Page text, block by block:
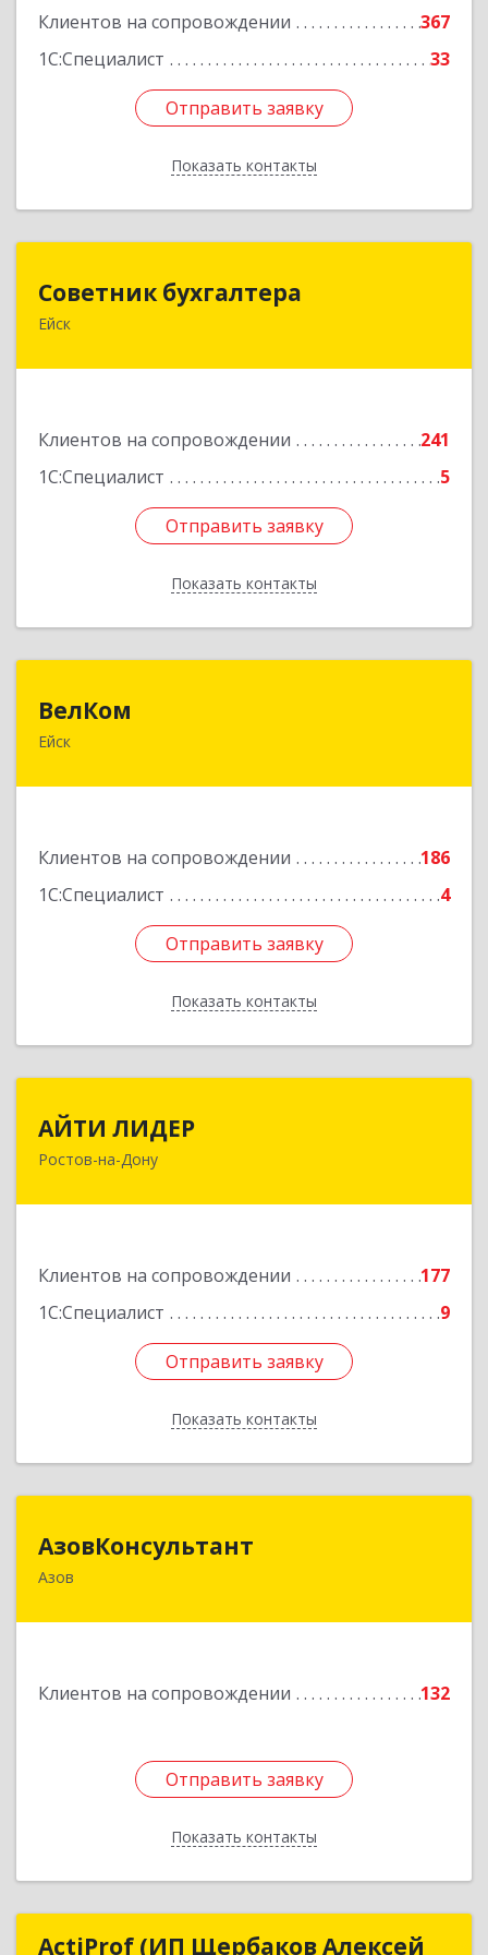
Клиентов на сопровождении
367
1С:Специалист
33
Отправить заявку
Показать контакты
Отправить заявку
Назад
Советник бухгалтера
Ейск
Клиентов на сопровождении
241
1С:Специалист
5
Отправить заявку
Показать контакты
353691, Краснодарский край, Ейский р-н, Ейск г,
Отправить заявку
Назад
ВелКом
Ейск
Клиентов на сопровождении
186
1С:Специалист
4
Отправить заявку
Показать контакты
353688, Краснодарский край, Ейский р-н, Ейск г,
Отправить заявку
Назад
АЙТИ ЛИДЕР
Ростов-на-Дону
Клиентов на сопровождении
177
1С:Специалист
9
Отправить заявку
Показать контакты
344065, Ростовская обл, Ростов-на-Дону г,
Отправить заявку
Назад
АзовКонсультант
Азов
Клиентов на сопровождении 132
Отправить заявку
Показать контакты
346780, Ростовская обл, Азов г, Петровский б-р,
Отправить заявку
Назад
ActiProf (ИП Щербаков Алексей
ActiProf (ИП Щербаков Алексей